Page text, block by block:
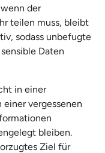
der
teilen muss, bleibt
sodass unbefugte
Daten
in einer
vergessenen
bleiben.
Ziel für